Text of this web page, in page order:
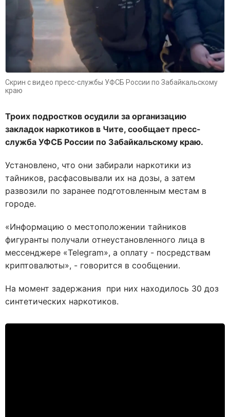
Скрин с видео пресс-службы УФСБ России по Забайкальскому
краю
Троих подростков осудили за организацию
закладок наркотиков в Чите, сообщает пресс-
служба УФСБ России по Забайкальскому краю.
Установлено, что они забирали наркотики из
тайников, расфасовывали их на дозы, а затем
развозили по заранее подготовленным местам в
городе.
«Информацию о местоположении тайников
фигуранты получали отнеустановленного лица в
мессенджере «Telegram», а оплату - посредствам
криптовалюты», - говорится в сообщении.
На момент задержания при них находилось 30 доз
синтетических наркотиков.